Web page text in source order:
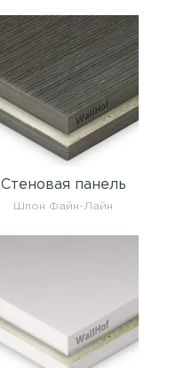
Стеновая панель
Шпон Файн-Лайн